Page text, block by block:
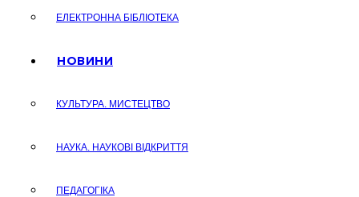
ЕЛЕКТРОННА БІБЛІОТЕКА
НОВИНИ
КУЛЬТУРА. МИСТЕЦТВО
НАУКА. НАУКОВІ ВІДКРИТТЯ
ПЕДАГОГІКА